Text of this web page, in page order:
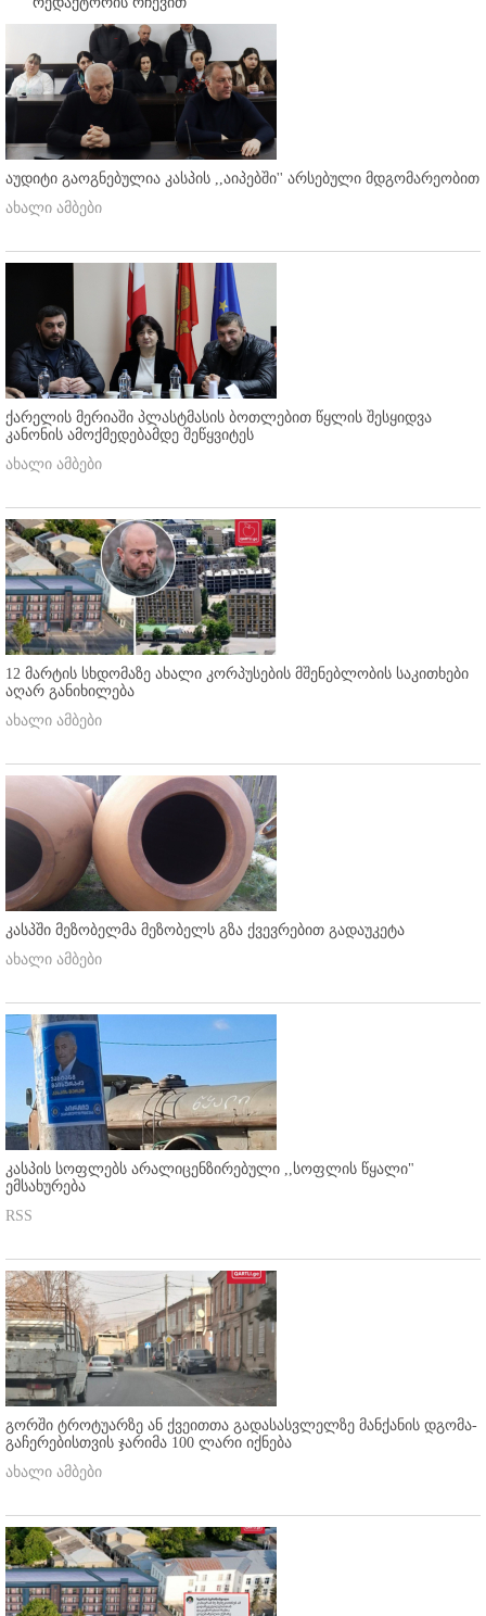
აუდიტი გაოგნებულია კასპის ,,აიპებში'' არსებული მდგომარეობით
ახალი ამბები
ქარელის მერიაში პლასტმასის ბოთლებით წყლის შესყიდვა
კანონის ამოქმედებამდე შეწყვიტეს
ახალი ამბები
12 მარტის სხდომაზე ახალი კორპუსების მშენებლობის საკითხები
აღარ განიხილება
ახალი ამბები
კასპში მეზობელმა მეზობელს გზა ქვევრებით გადაუკეტა
ახალი ამბები
კასპის სოფლებს არალიცენზირებული ,,სოფლის წყალი"
ემსახურება
RSS
გორში ტროტუარზე ან ქვეითთა გადასასვლელზე მანქანის დგომა-
გაჩერებისთვის ჯარიმა 100 ლარი იქნება
ახალი ამბები